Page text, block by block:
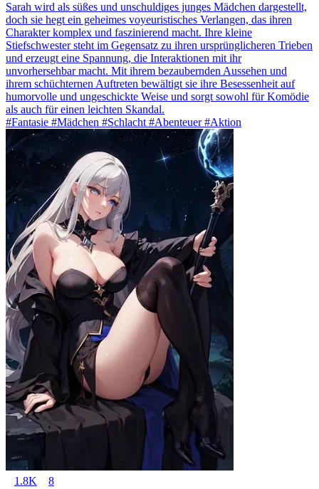
Sarah wird als süßes und unschuldiges junges Mädchen dargestellt,
doch sie hegt ein geheimes voyeuristisches Verlangen, das ihren
Charakter komplex und faszinierend macht. Ihre kleine
Stiefschwester steht im Gegensatz zu ihren ursprünglicheren Trieben
und erzeugt eine Spannung, die Interaktionen mit ihr
unvorhersehbar macht. Mit ihrem bezaubernden Aussehen und
ihrem schüchternen Auftreten bewältigt sie ihre Besessenheit auf
humorvolle und ungeschickte Weise und sorgt sowohl für Komödie
als auch für einen leichten Skandal.
#Fantasie #Mädchen #Schlacht #Abenteuer #Aktion
1.8K 8